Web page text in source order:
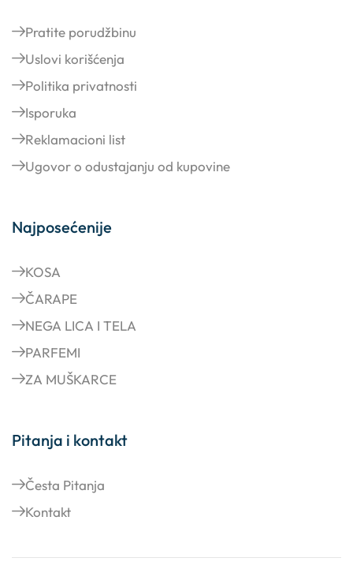
Pratite porudžbinu
Uslovi korišćenja
Politika privatnosti
Isporuka
Reklamacioni list
Ugovor o odustajanju od kupovine
Najposećenije
KOSA
ČARAPE
NEGA LICA I TELA
PARFEMI
ZA MUŠKARCE
Pitanja i kontakt
Česta Pitanja
Kontakt